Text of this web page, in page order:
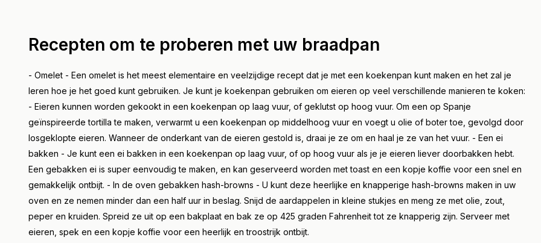
Recepten om te proberen met uw braadpan
- Omelet - Een omelet is het meest elementaire en veelzijdige recept dat je met een koekenpan kunt maken en het zal je
leren hoe je het goed kunt gebruiken. Je kunt je koekenpan gebruiken om eieren op veel verschillende manieren te koken:
- Eieren kunnen worden gekookt in een koekenpan op laag vuur, of geklutst op hoog vuur. Om een op Spanje
geïnspireerde tortilla te maken, verwarmt u een koekenpan op middelhoog vuur en voegt u olie of boter toe, gevolgd door
losgeklopte eieren. Wanneer de onderkant van de eieren gestold is, draai je ze om en haal je ze van het vuur. - Een ei
bakken - Je kunt een ei bakken in een koekenpan op laag vuur, of op hoog vuur als je je eieren liever doorbakken hebt.
Een gebakken ei is super eenvoudig te maken, en kan geserveerd worden met toast en een kopje koffie voor een snel en
gemakkelijk ontbijt. - In de oven gebakken hash-browns - U kunt deze heerlijke en knapperige hash-browns maken in uw
oven en ze nemen minder dan een half uur in beslag. Snijd de aardappelen in kleine stukjes en meng ze met olie, zout,
peper en kruiden. Spreid ze uit op een bakplaat en bak ze op 425 graden Fahrenheit tot ze knapperig zijn. Serveer met
eieren, spek en een kopje koffie voor een heerlijk en troostrijk ontbijt.